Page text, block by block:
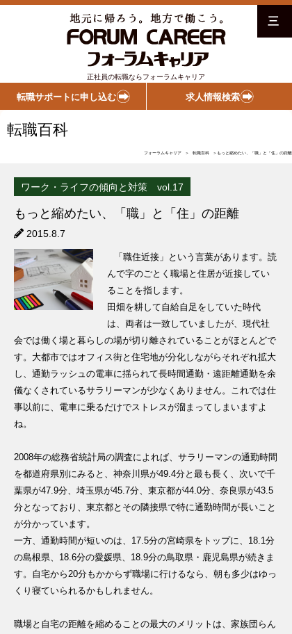
三
正社員の転職ならフォーラムキャリア
求人情報検索
転職サポートに申し込む
転職百科
フォーラムキャリア ＞ 転職百科 ＞もっと縮めたい、「職」と「住」の距離
ワーク・ライフの傾向と対策 vol.17
もっと縮めたい、「職」と「住」の距離
2015.8.7
「職住近接」という言葉があります。読
んで字のごとく職場と住居が近接してい
ることを指します。
田畑を耕して自給自足をしていた時代
は、両者は一致していましたが、現代社
会では働く場と暮らしの場が切り離されていることがほとんどで
す。大都市ではオフィス街と住宅地が分化しながらそれぞれ拡大
し、通勤ラッシュの電車に揺られて長時間通勤・遠距離通勤を余
儀なくされているサラリーマンが少なくありません。これでは仕
事以前に、電車に乗るだけでストレスが溜まってしまいますよ
ね。
2008年の総務省統計局の調査によれば、サラリーマンの通勤時間
を都道府県別にみると、神奈川県が49.4分と最も長く、次いで千
葉県が47.9分、埼玉県が45.7分、東京都が44.0分、奈良県が43.5
分となっており、東京都とその隣接県で特に通勤時間が長いこと
が分かっています。
一方、通勤時間が短いのは、17.5分の宮崎県をトップに、18.1分
の島根県、18.6分の愛媛県、18.9分の鳥取県・鹿児島県が続きま
す。自宅から20分もかからず職場に行けるなら、朝も多少はゆっ
くり寝ていられるかもしれません。
職場と自宅の距離を縮めることの最大のメリットは、家族団らん